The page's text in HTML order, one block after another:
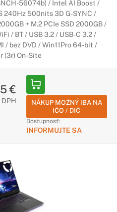
výkonné komponenty s
dokonalé chladenie. Medzi
patrí grafická karta a
Lenovo
je typický vysoký výkon a
materiálov. Sú určené
spoľahlivý notebook na
zariadení Lenovo
zariadeniam Lenovo LOQ, s
najnovších gamerských
56074b) / Intel AI Boost /
240Hz 500nits 3D G-SYNC /
+ M.2 PCIe SSD 2000GB /
/ BT / USB 3.2 / USB-C 3.2 /
/ bez DVD / Win11Pro 64-bit /
(3r) On-Site
€
NÁKUP MOŽNÝ IBA NA
IČO / DIČ
Dostupnosť:
INFORMUJTE SA